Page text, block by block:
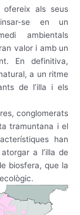
ofereix als seus
se en un
ambientals
valor i amb un
En definitiva,
a un ritme
de l’illa i els
conglomerats
tramuntana i el
han
a l’illa de
biosfera, que la